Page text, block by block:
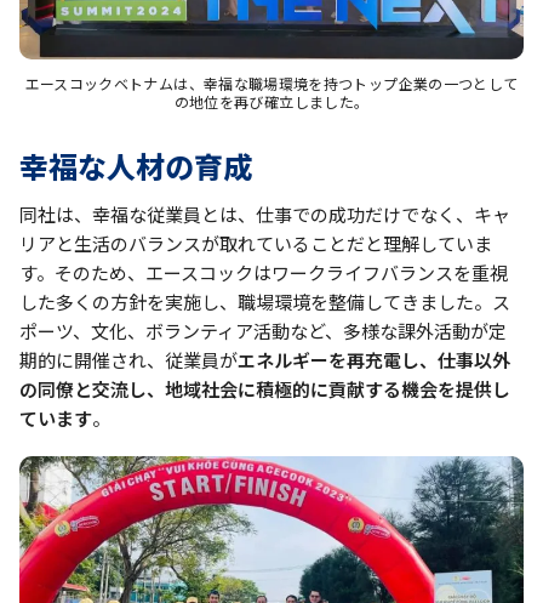
エースコックベトナムは、幸福な職場環境を持つトップ企業の一つとして
の地位を再び確立しました。
幸福な人材の育成
同社は、幸福な従業員とは、仕事での成功だけでなく、キャ
リアと生活のバランスが取れていることだと理解していま
す。そのため、エースコックはワークライフバランスを重視
した多くの方針を実施し、職場環境を整備してきました。ス
ポーツ、文化、ボランティア活動など、多様な課外活動が定
期的に開催され、従業員がエネルギーを再充電し、仕事以外
の同僚と交流し、地域社会に積極的に貢献する機会を提供し
ています。